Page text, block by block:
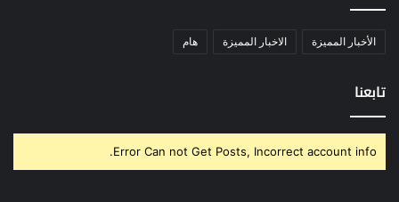
الأخبار المميزة الاخبار المميزة هام
تابعنا
Error Can not Get Posts, Incorrect account info.